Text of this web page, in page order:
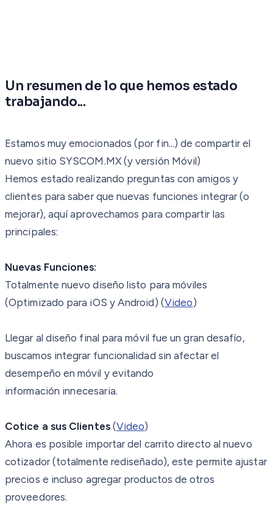
Un resumen de lo que hemos estado
trabajando...
Estamos muy emocionados (por fin...) de compartir el
nuevo sitio SYSCOM.MX (y versión Móvil)
Hemos estado realizando preguntas con amigos y
clientes para saber que nuevas funciones integrar (o
mejorar), aquí aprovechamos para compartir las
principales:
Nuevas Funciones:
Totalmente nuevo diseño listo para móviles
(Optimizado para iOS y Android) (Video)
Llegar al diseño final para móvil fue un gran desafío,
buscamos integrar funcionalidad sin afectar el
desempeño en móvil y evitando
información innecesaria.
Cotice a sus Clientes (Video)
Ahora es posible importar del carrito directo al nuevo
cotizador (totalmente rediseñado), este permite ajustar
precios e incluso agregar productos de otros
proveedores.